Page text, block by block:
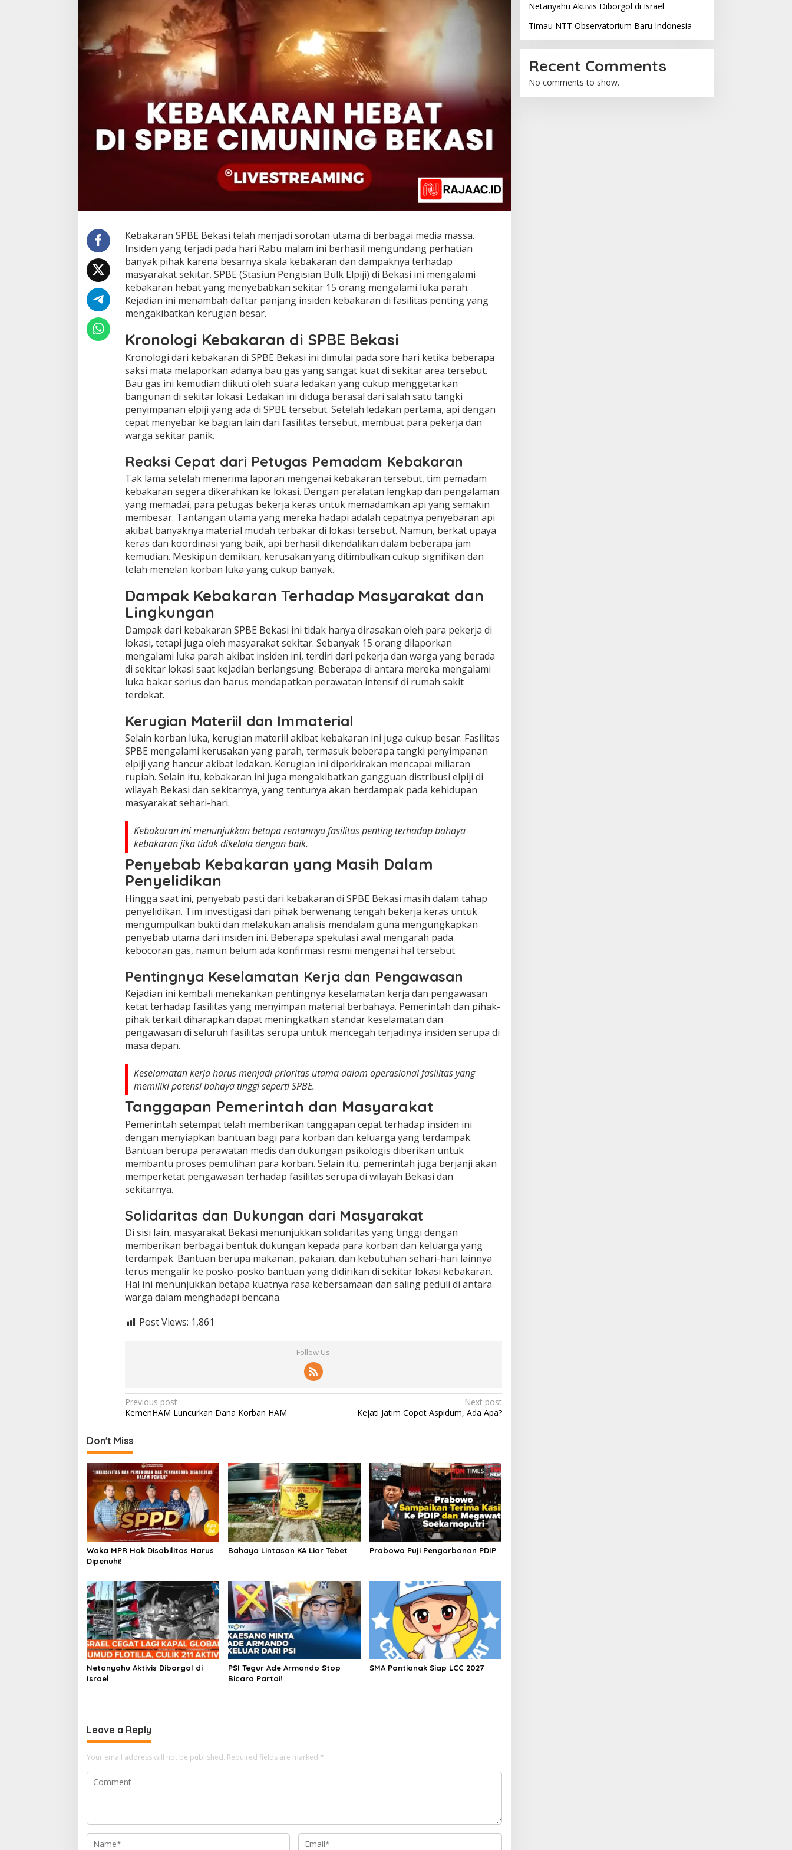
Kebakaran SPBE Bekasi telah menjadi sorotan utama di berbagai media massa.
Insiden yang terjadi pada hari Rabu malam ini berhasil mengundang perhatian
banyak pihak karena besarnya skala kebakaran dan dampaknya terhadap
masyarakat sekitar. SPBE (Stasiun Pengisian Bulk Elpiji) di Bekasi ini mengalami
kebakaran hebat yang menyebabkan sekitar 15 orang mengalami luka parah.
Kejadian ini menambah daftar panjang insiden kebakaran di fasilitas penting yang
mengakibatkan kerugian besar.
Kronologi Kebakaran di SPBE Bekasi
Kronologi dari kebakaran di SPBE Bekasi ini dimulai pada sore hari ketika beberapa
saksi mata melaporkan adanya bau gas yang sangat kuat di sekitar area tersebut.
Bau gas ini kemudian diikuti oleh suara ledakan yang cukup menggetarkan
bangunan di sekitar lokasi. Ledakan ini diduga berasal dari salah satu tangki
penyimpanan elpiji yang ada di SPBE tersebut. Setelah ledakan pertama, api dengan
cepat menyebar ke bagian lain dari fasilitas tersebut, membuat para pekerja dan
warga sekitar panik.
Reaksi Cepat dari Petugas Pemadam Kebakaran
Tak lama setelah menerima laporan mengenai kebakaran tersebut, tim pemadam
kebakaran segera dikerahkan ke lokasi. Dengan peralatan lengkap dan pengalaman
yang memadai, para petugas bekerja keras untuk memadamkan api yang semakin
membesar. Tantangan utama yang mereka hadapi adalah cepatnya penyebaran api
akibat banyaknya material mudah terbakar di lokasi tersebut. Namun, berkat upaya
keras dan koordinasi yang baik, api berhasil dikendalikan dalam beberapa jam
kemudian. Meskipun demikian, kerusakan yang ditimbulkan cukup signifikan dan
telah menelan korban luka yang cukup banyak.
Dampak Kebakaran Terhadap Masyarakat dan
Lingkungan
Dampak dari kebakaran SPBE Bekasi ini tidak hanya dirasakan oleh para pekerja di
lokasi, tetapi juga oleh masyarakat sekitar. Sebanyak 15 orang dilaporkan
mengalami luka parah akibat insiden ini, terdiri dari pekerja dan warga yang berada
di sekitar lokasi saat kejadian berlangsung. Beberapa di antara mereka mengalami
luka bakar serius dan harus mendapatkan perawatan intensif di rumah sakit
terdekat.
Kerugian Materiil dan Immaterial
Selain korban luka, kerugian materiil akibat kebakaran ini juga cukup besar. Fasilitas
SPBE mengalami kerusakan yang parah, termasuk beberapa tangki penyimpanan
elpiji yang hancur akibat ledakan. Kerugian ini diperkirakan mencapai miliaran
rupiah. Selain itu, kebakaran ini juga mengakibatkan gangguan distribusi elpiji di
wilayah Bekasi dan sekitarnya, yang tentunya akan berdampak pada kehidupan
masyarakat sehari-hari.
Kebakaran ini menunjukkan betapa rentannya fasilitas penting terhadap bahaya
kebakaran jika tidak dikelola dengan baik.
Penyebab Kebakaran yang Masih Dalam
Penyelidikan
Hingga saat ini, penyebab pasti dari kebakaran di SPBE Bekasi masih dalam tahap
penyelidikan. Tim investigasi dari pihak berwenang tengah bekerja keras untuk
mengumpulkan bukti dan melakukan analisis mendalam guna mengungkapkan
penyebab utama dari insiden ini. Beberapa spekulasi awal mengarah pada
kebocoran gas, namun belum ada konfirmasi resmi mengenai hal tersebut.
Pentingnya Keselamatan Kerja dan Pengawasan
Kejadian ini kembali menekankan pentingnya keselamatan kerja dan pengawasan
ketat terhadap fasilitas yang menyimpan material berbahaya. Pemerintah dan pihak-
pihak terkait diharapkan dapat meningkatkan standar keselamatan dan
pengawasan di seluruh fasilitas serupa untuk mencegah terjadinya insiden serupa di
masa depan.
Keselamatan kerja harus menjadi prioritas utama dalam operasional fasilitas yang
memiliki potensi bahaya tinggi seperti SPBE.
Tanggapan Pemerintah dan Masyarakat
Pemerintah setempat telah memberikan tanggapan cepat terhadap insiden ini
dengan menyiapkan bantuan bagi para korban dan keluarga yang terdampak.
Bantuan berupa perawatan medis dan dukungan psikologis diberikan untuk
membantu proses pemulihan para korban. Selain itu, pemerintah juga berjanji akan
memperketat pengawasan terhadap fasilitas serupa di wilayah Bekasi dan
sekitarnya.
Solidaritas dan Dukungan dari Masyarakat
Di sisi lain, masyarakat Bekasi menunjukkan solidaritas yang tinggi dengan
memberikan berbagai bentuk dukungan kepada para korban dan keluarga yang
terdampak. Bantuan berupa makanan, pakaian, dan kebutuhan sehari-hari lainnya
terus mengalir ke posko-posko bantuan yang didirikan di sekitar lokasi kebakaran.
Hal ini menunjukkan betapa kuatnya rasa kebersamaan dan saling peduli di antara
warga dalam menghadapi bencana.
Post Views: 1,861
Follow Us
Post
navigation
Previous post
KemenHAM Luncurkan Dana Korban HAM
Next post
Kejati Jatim Copot Aspidum, Ada Apa?
Don't Miss
Waka MPR Hak Disabilitas Harus
Dipenuhi!
Bahaya Lintasan KA Liar Tebet Prabowo Puji Pengorbanan PDIP
Netanyahu Aktivis Diborgol di
Israel
PSI Tegur Ade Armando Stop
Bicara Partai!
SMA Pontianak Siap LCC 2027
Leave a Reply
Your email address will not be published. Required fields are marked *
Netanyahu Aktivis Diborgol di Israel
Timau NTT Observatorium Baru Indonesia
Recent Comments
No comments to show.